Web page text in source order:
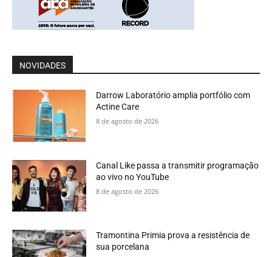
NOVIDADES
Darrow Laboratório amplia portfólio com
Actine Care
8 de agosto de 2026
Canal Like passa a transmitir programação
ao vivo no YouTube
8 de agosto de 2026
Tramontina Primia prova a resistência de
sua porcelana